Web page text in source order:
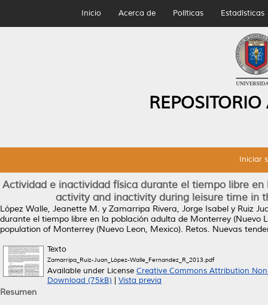
Inicio Acerca de Políticas Estadísticas
Iniciar
Actividad e inactividad física durante el tiempo libre
activity and inactivity during leisure time in
López Walle, Jeanette M. y Zamarripa Rivera, Jorge Isabel y Ruiz
durante el tiempo libre en la población adulta de Monterrey
population of Monterrey (Nuevo Leon, Mexico). Retos. Nuevas
Texto
Zamarripa_Ruiz-Juan_López-Walle_Fernandez_R_2013.pdf
Available under License Creative Commons Attribution
Download (75kB)
Vista previa
Resumen